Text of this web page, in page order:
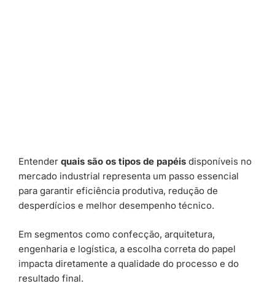
Entender quais são os tipos de papéis disponíveis no
mercado industrial representa um passo essencial
para garantir eficiência produtiva, redução de
desperdícios e melhor desempenho técnico.
Em segmentos como confecção, arquitetura,
engenharia e logística, a escolha correta do papel
impacta diretamente a qualidade do processo e do
resultado final.